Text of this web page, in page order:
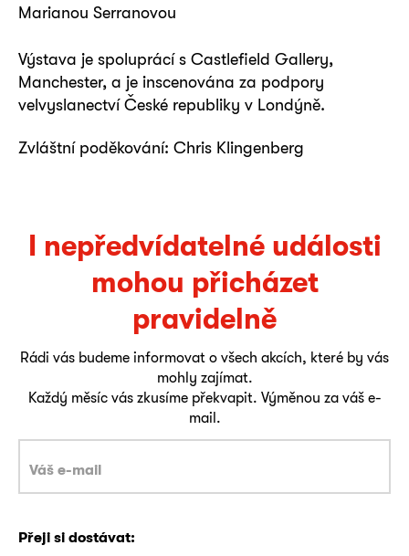
Marianou Serranovou
Výstava je spoluprácí s Castlefield Gallery,
Manchester, a je inscenována za podpory
velvyslanectví České republiky v Londýně.
Zvláštní poděkování: Chris Klingenberg
I nepředvídatelné události
mohou přicházet
pravidelně
Rádi vás budeme informovat o všech akcích, které by vás
mohly zajímat.
Každý měsíc vás zkusíme překvapit. Výměnou za váš e-
mail.
Přeji si dostávat: